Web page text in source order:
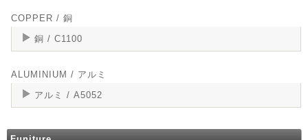
COPPER / 銅
銅 / C1100
ALUMINIUM / アルミ
アルミ / A5052